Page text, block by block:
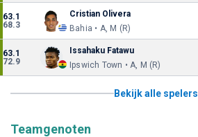
63.1
68.3
Cristian Olivera
Bahia • A, M (R)
63.1
72.9
Issahaku Fatawu
Ipswich Town • A, M (R)
Bekijk alle spelers
Teamgenoten